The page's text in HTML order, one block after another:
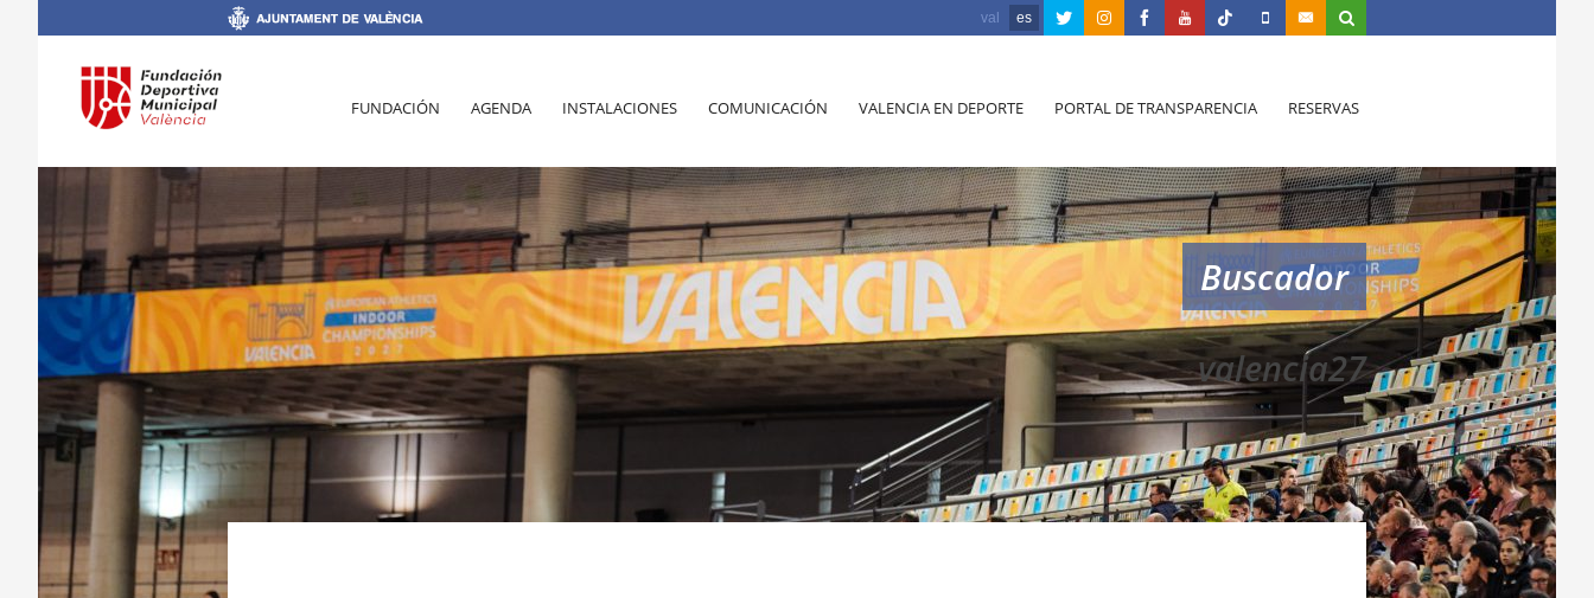
val es
FUNDACIÓN AGENDA INSTALACIONES COMUNICACIÓN VALENCIA EN DEPORTE PORTAL DE TRANSPARENCIA RESERVAS
Buscador
valencia27